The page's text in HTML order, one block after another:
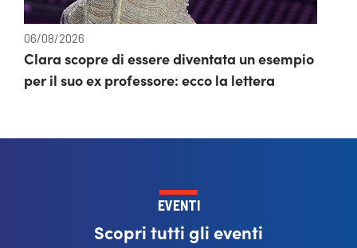
06/08/2026
Clara scopre di essere diventata un esempio
per il suo ex professore: ecco la lettera
EVENTI
Scopri tutti gli eventi